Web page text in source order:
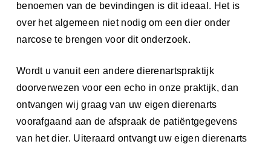
benoemen van de bevindingen is dit ideaal. Het is
over het algemeen niet nodig om een dier onder
narcose te brengen voor dit onderzoek.
Wordt u vanuit een andere dierenartspraktijk
doorverwezen voor een echo in onze praktijk, dan
ontvangen wij graag van uw eigen dierenarts
voorafgaand aan de afspraak de patiëntgegevens
van het dier. Uiteraard ontvangt uw eigen dierenarts